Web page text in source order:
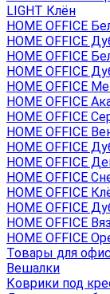
LIGHT Клён
HOME OFFICE
HOME OFFICE
HOME OFFICE
HOME OFFICE
HOME OFFICE
HOME OFFICE
HOME OFFICE
HOME OFFICE
HOME OFFICE
HOME OFFICE
HOME OFFICE
HOME OFFICE
HOME OFFICE
HOME OFFICE
HOME OFFICE
Товары для
Вешалки
Коврики под